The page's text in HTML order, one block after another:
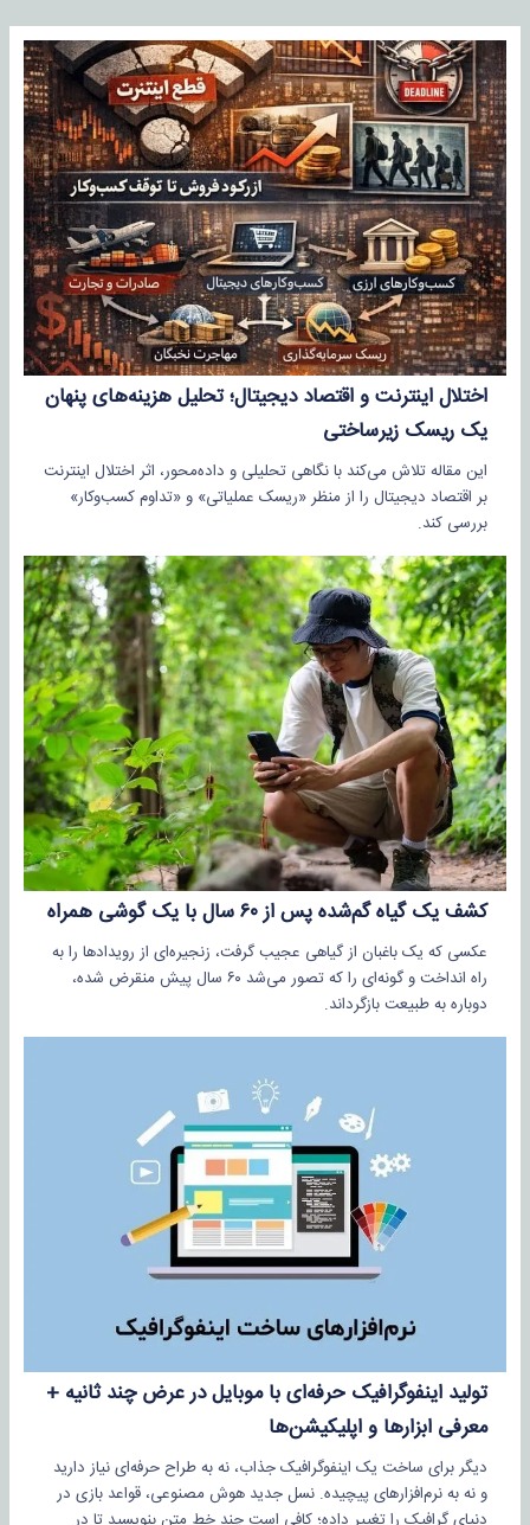
اختلال اینترنت و اقتصاد دیجیتال؛ تحلیل هزینه‌های پنهان
یک ریسک زیرساختی
این مقاله تلاش می‌کند با نگاهی تحلیلی و داده‌محور، اثر اختلال اینترنت
بر اقتصاد دیجیتال را از منظر «ریسک عملیاتی» و «تداوم کسب‌وکار»
بررسی کند.
کشف یک گیاه گم‌شده پس از ۶۰ سال با یک گوشی همراه
عکسی که یک باغبان از گیاهی عجیب گرفت، زنجیره‌ای از رویدادها را به
راه انداخت و گونه‌ای را که تصور می‌شد ۶۰ سال پیش منقرض شده،
دوباره به طبیعت بازگرداند.
تولید اینفوگرافیک حرفه‌ای با موبایل در عرض چند ثانیه +
معرفی ابزارها و اپلیکیشن‌ها
دیگر برای ساخت یک اینفوگرافیک جذاب، نه به طراح حرفه‌ای نیاز دارید
و نه به نرم‌افزارهای پیچیده. نسل جدید هوش مصنوعی، قواعد بازی در